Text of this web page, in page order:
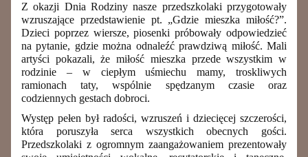
Z okazji Dnia Rodziny nasze przedszkolaki przygotowały
wzruszające przedstawienie pt. „Gdzie mieszka miłość?”.
Dzieci poprzez wiersze, piosenki próbowały odpowiedzieć
na pytanie, gdzie można odnaleźć prawdziwą miłość. Mali
artyści pokazali, że miłość mieszka przede wszystkim w
rodzinie – w ciepłym uśmiechu mamy, troskliwych
ramionach taty, wspólnie spędzanym czasie oraz
codziennych gestach dobroci.
Występ pełen był radości, wzruszeń i dziecięcej szczerości,
która poruszyła serca wszystkich obecnych gości.
Przedszkolaki z ogromnym zaangażowaniem prezentowały